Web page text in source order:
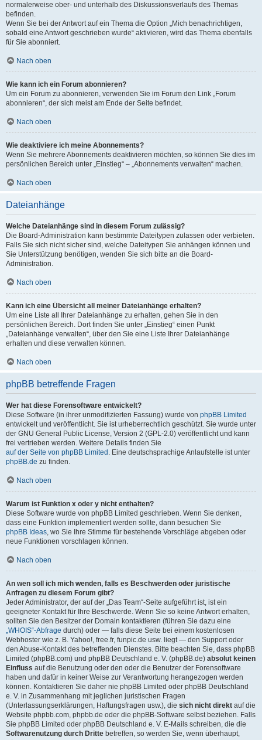
normalerweise ober- und unterhalb des Diskussionsverlaufs des Themas
befinden.
Wenn Sie bei der Antwort auf ein Thema die Option „Mich benachrichtigen,
sobald eine Antwort geschrieben wurde“ aktivieren, wird das Thema ebenfalls
für Sie abonniert.
Nach oben
Wie kann ich ein Forum abonnieren?
Um ein Forum zu abonnieren, verwenden Sie im Forum den Link „Forum
abonnieren“, der sich meist am Ende der Seite befindet.
Nach oben
Wie deaktiviere ich meine Abonnements?
Wenn Sie mehrere Abonnements deaktivieren möchten, so können Sie dies im
persönlichen Bereich unter „Einstieg“ – „Abonnements verwalten“ machen.
Nach oben
Dateianhänge
Welche Dateianhänge sind in diesem Forum zulässig?
Die Board-Administration kann bestimmte Dateitypen zulassen oder verbieten.
Falls Sie sich nicht sicher sind, welche Dateitypen Sie anhängen können und
Sie Unterstützung benötigen, wenden Sie sich bitte an die Board-
Administration.
Nach oben
Kann ich eine Übersicht all meiner Dateianhänge erhalten?
Um eine Liste all Ihrer Dateianhänge zu erhalten, gehen Sie in den
persönlichen Bereich. Dort finden Sie unter „Einstieg“ einen Punkt
„Dateianhänge verwalten“, über den Sie eine Liste Ihrer Dateianhänge
erhalten und diese verwalten können.
Nach oben
phpBB betreffende Fragen
Wer hat diese Forensoftware entwickelt?
Diese Software (in ihrer unmodifizierten Fassung) wurde von phpBB Limited
entwickelt und veröffentlicht. Sie ist urheberrechtlich geschützt. Sie wurde unter
der GNU General Public License, Version 2 (GPL-2.0) veröffentlicht und kann
frei vertrieben werden. Weitere Details finden Sie
auf der Seite von phpBB Limited . Eine deutschsprachige Anlaufstelle ist unter
phpBB.de zu finden.
Nach oben
Warum ist Funktion x oder y nicht enthalten?
Diese Software wurde von phpBB Limited geschrieben. Wenn Sie denken,
dass eine Funktion implementiert werden sollte, dann besuchen Sie
phpBB Ideas, wo Sie Ihre Stimme für bestehende Vorschläge abgeben oder
neue Funktionen vorschlagen können.
Nach oben
An wen soll ich mich wenden, falls es Beschwerden oder juristische
Anfragen zu diesem Forum gibt?
Jeder Administrator, der auf der „Das Team“-Seite aufgeführt ist, ist ein
geeigneter Kontakt für Ihre Beschwerde. Wenn Sie so keine Antwort erhalten,
sollten Sie den Besitzer der Domain kontaktieren (führen Sie dazu eine
„WHOIS“-Abfrage durch) oder — falls diese Seite bei einem kostenlosen
Webhoster wie z. B. Yahoo!, free.fr, funpic.de usw. liegt — den Support oder
den Abuse-Kontakt des betreffenden Dienstes. Bitte beachten Sie, dass phpBB
Limited (phpBB.com) und phpBB Deutschland e. V. (phpBB.de) absolut keinen
Einfluss auf die Benutzung oder den oder die Benutzer der Forensoftware
haben und dafür in keiner Weise zur Verantwortung herangezogen werden
können. Kontaktieren Sie daher nie phpBB Limited oder phpBB Deutschland
e. V. in Zusammenhang mit jeglichen juristischen Fragen
(Unterlassungserklärungen, Haftungsfragen usw.), die sich nicht direkt auf die
Website phpbb.com, phpbb.de oder die phpBB-Software selbst beziehen. Falls
Sie phpBB Limited oder phpBB Deutschland e. V. E-Mails schreiben, die die
Softwarenutzung durch Dritte betreffen, so werden Sie, wenn überhaupt,